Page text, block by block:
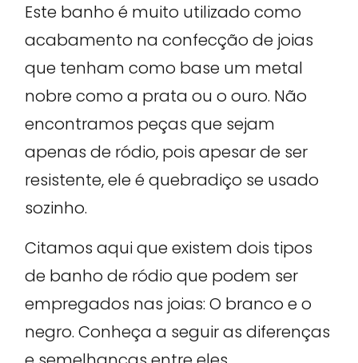
Este banho é muito utilizado como
acabamento na confecção de joias
que tenham como base um metal
nobre como a prata ou o ouro. Não
encontramos peças que sejam
apenas de ródio, pois apesar de ser
resistente, ele é quebradiço se usado
sozinho.
Citamos aqui que existem dois tipos
de banho de ródio que podem ser
empregados nas joias: O branco e o
negro. Conheça a seguir as diferenças